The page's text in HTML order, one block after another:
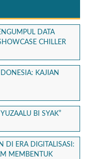
DATA
CHILLER
KAJIAN
BI SYAK”
DI ERA DIGITALISASI:
MEMBENTUK